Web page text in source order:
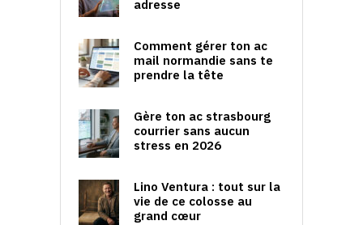
adresse
Comment gérer ton ac
mail normandie sans te
prendre la tête
Gère ton ac strasbourg
courrier sans aucun
stress en 2026
Lino Ventura : tout sur la
vie de ce colosse au
grand cœur